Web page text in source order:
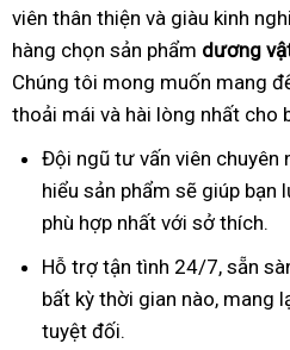
viên thân thiện và giàu kinh
hàng chọn sản phẩm dương
Chúng tôi mong muốn mang
thoải mái và hài lòng nhất cho
Đội ngũ tư vấn viên chuyên
hiểu sản phẩm sẽ giúp bạn
phù hợp nhất với sở thích.
Hỗ trợ tận tình 24/7, sẵn
bất kỳ thời gian nào, mang
tuyệt đối.